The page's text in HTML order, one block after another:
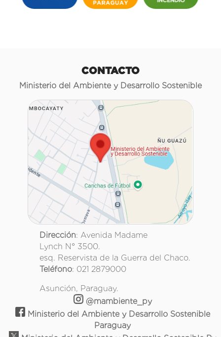
CONTACTO
Ministerio del Ambiente y Desarrollo Sostenible
Dirección: Avenida Madame
Lynch N° 3500.
esq. Reservista de la Guerra del Chaco.
Teléfono: 021 2879000
Asunción, Paraguay.
@mambiente_py
Ministerio del Ambiente y Desarrollo Sostenible
Paraguay